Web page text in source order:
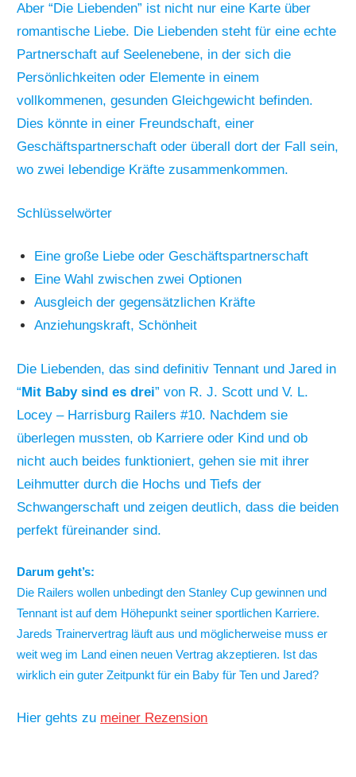
Aber “Die Liebenden” ist nicht nur eine Karte über
romantische Liebe. Die Liebenden steht für eine echte
Partnerschaft auf Seelenebene, in der sich die
Persönlichkeiten oder Elemente in einem
vollkommenen, gesunden Gleichgewicht befinden.
Dies könnte in einer Freundschaft, einer
Geschäftspartnerschaft oder überall dort der Fall sein,
wo zwei lebendige Kräfte zusammenkommen.
Schlüsselwörter
Eine große Liebe oder Geschäftspartnerschaft
Eine Wahl zwischen zwei Optionen
Ausgleich der gegensätzlichen Kräfte
Anziehungskraft, Schönheit
Die Liebenden, das sind definitiv Tennant und Jared in
“Mit Baby sind es drei” von R. J. Scott und V. L.
Locey – Harrisburg Railers #10. Nachdem sie
überlegen mussten, ob Karriere oder Kind und ob
nicht auch beides funktioniert, gehen sie mit ihrer
Leihmutter durch die Hochs und Tiefs der
Schwangerschaft und zeigen deutlich, dass die beiden
perfekt füreinander sind.
Darum geht’s:
Die Railers wollen unbedingt den Stanley Cup gewinnen und
Tennant ist auf dem Höhepunkt seiner sportlichen Karriere.
Jareds Trainervertrag läuft aus und möglicherweise muss er
weit weg im Land einen neuen Vertrag akzeptieren. Ist das
wirklich ein guter Zeitpunkt für ein Baby für Ten und Jared?
Hier gehts zu meiner Rezension